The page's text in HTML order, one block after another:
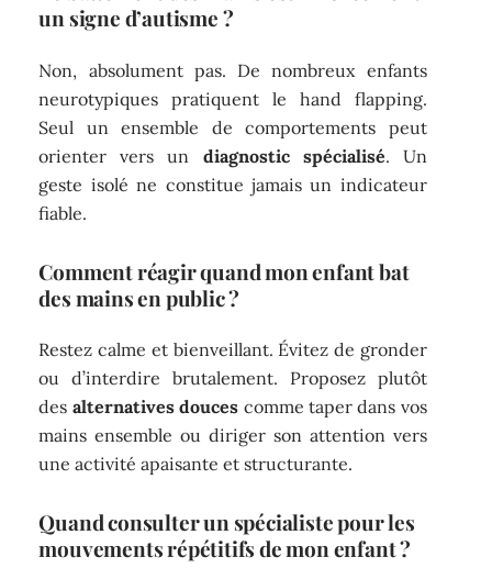
un signe d’autisme ?
Non, absolument pas. De nombreux enfants
neurotypiques pratiquent le hand flapping.
Seul un ensemble de comportements peut
orienter vers un diagnostic spécialisé. Un
geste isolé ne constitue jamais un indicateur
fiable.
Comment réagir quand mon enfant bat
des mains en public ?
Restez calme et bienveillant. Évitez de gronder
ou d’interdire brutalement. Proposez plutôt
des alternatives douces comme taper dans vos
mains ensemble ou diriger son attention vers
une activité apaisante et structurante.
Quand consulter un spécialiste pour les
mouvements répétitifs de mon enfant ?